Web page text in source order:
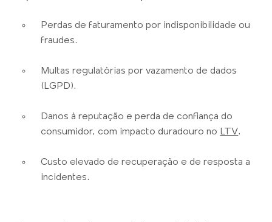
Perdas de faturamento por indisponibilidade ou
fraudes.
Multas regulatórias por vazamento de dados
(LGPD).
Danos à reputação e perda de confiança do
consumidor, com impacto duradouro no LTV.
Custo elevado de recuperação e de resposta a
incidentes.